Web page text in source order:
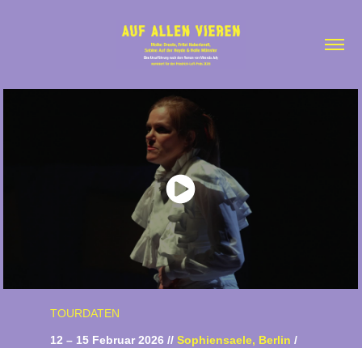
TOURDATEN
12 – 15 Februar 2026 //Sophiensaele, Berlin /